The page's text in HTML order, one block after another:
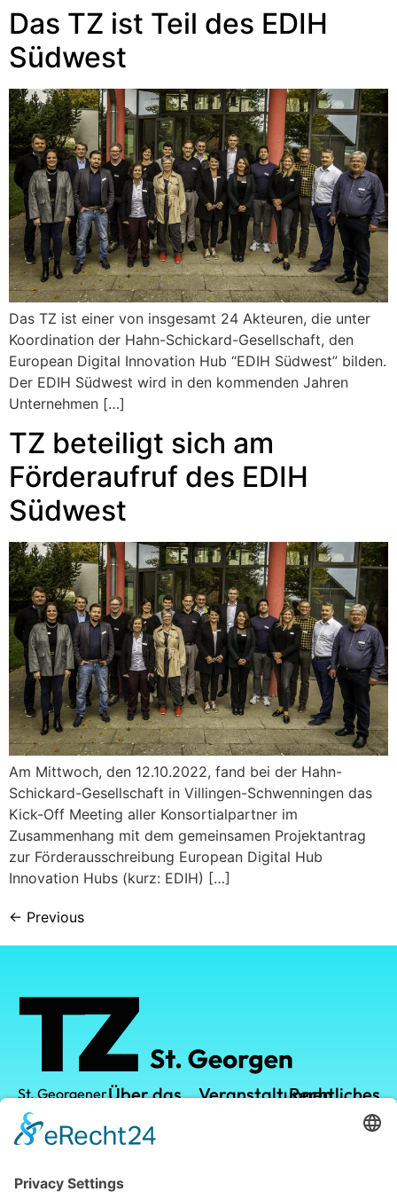
Das TZ ist Teil des EDIH
Südwest
Das TZ ist einer von insgesamt 24 Akteuren, die unter
Koordination der Hahn-Schickard-Gesellschaft, den
European Digital Innovation Hub “EDIH Südwest” bilden.
Der EDIH Südwest wird in den kommenden Jahren
Unternehmen […]
TZ beteiligt sich am
Förderaufruf des EDIH
Südwest
Am Mittwoch, den 12.10.2022, fand bei der Hahn-
Schickard-Gesellschaft in Villingen-Schwenningen das
Kick-Off Meeting aller Konsortialpartner im
Zusammenhang mit dem gemeinsamen Projektantrag
zur Förderausschreibung European Digital Hub
Innovation Hubs (kurz: EDIH) […]
← Previous
St. Georgener
Technologiezentrum
GmbH
78112 St.
Über das
Vermietung
Standort
VeranstaltungenRechtliches
Datenschutz